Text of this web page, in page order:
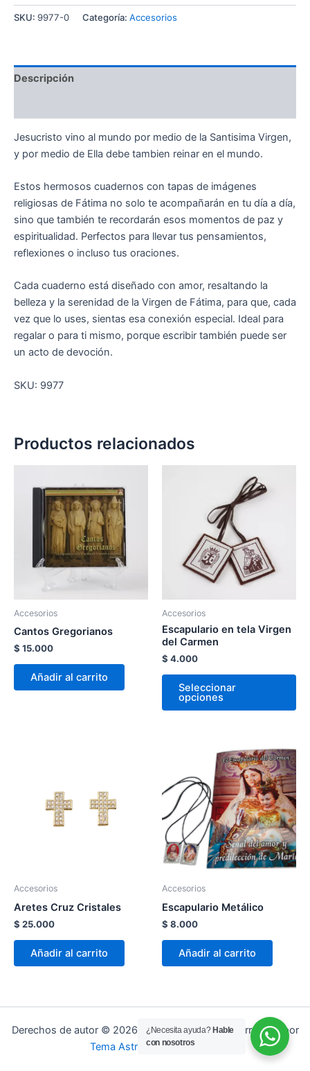
SKU: 9977-0 Categoría: Accesorios
Descripción
Jesucristo vino al mundo por medio de la Santisima Virgen,
y por medio de Ella debe tambien reinar en el mundo.
Estos hermosos cuadernos con tapas de imágenes
religiosas de Fátima no solo te acompañarán en tu día a día,
sino que también te recordarán esos momentos de paz y
espiritualidad. Perfectos para llevar tus pensamientos,
reflexiones o incluso tus oraciones.
Cada cuaderno está diseñado con amor, resaltando la
belleza y la serenidad de la Virgen de Fátima, para que, cada
vez que lo uses, sientas esa conexión especial. Ideal para
regalar o para ti mismo, porque escribir también puede ser
un acto de devoción.
SKU: 9977
Productos relacionados
Accesorios
Cantos Gregorianos
$ 15.000
Añadir al carrito
Accesorios
Escapulario en tela Virgen
del Carmen
$ 4.000
Seleccionar
opciones
Accesorios
Aretes Cruz Cristales
$ 25.000
Añadir al carrito
Accesorios
Escapulario Metálico
$ 8.000
Añadir al carrito
Derechos de autor © 2026 Tienda Mariana | Desarrollado por
Tema Astra para WordPress
¿Necesita ayuda? Hable
con nosotros